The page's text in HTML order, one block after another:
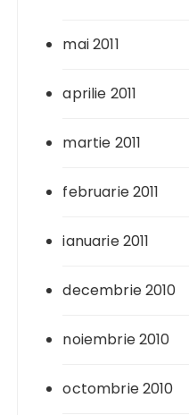
mai 2011
aprilie 2011
martie 2011
februarie 2011
ianuarie 2011
decembrie 2010
noiembrie 2010
octombrie 2010